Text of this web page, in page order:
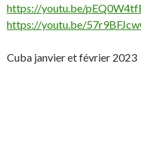
https://youtu.be/
https://youtu.be/
Cuba janvier et février 2023